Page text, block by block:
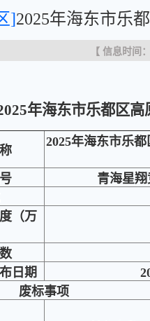
]2025年海东市乐
【 信息时间
年海东市乐都区
2025年海东市乐
青海星翔
（万
日期
废标事项